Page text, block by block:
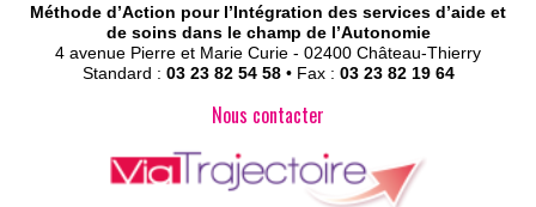
Méthode d’Action pour l’Intégration des services d’aide et
de soins dans le champ de l’Autonomie
4 avenue Pierre et Marie Curie - 02400 Château-Thierry
Standard : 03 23 82 54 58• Fax : 03 23 82 19 64
Nous contacter